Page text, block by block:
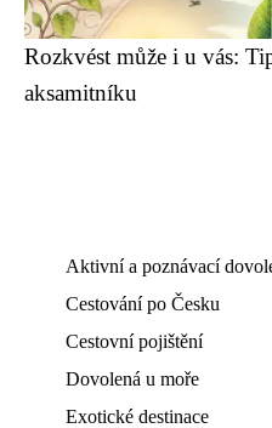
Rozkvést může i u vás:
aksamitníku
Aktivní a poznávací
Cestování po Česku
Cestovní pojištění
Dovolená u moře
Exotické destinace